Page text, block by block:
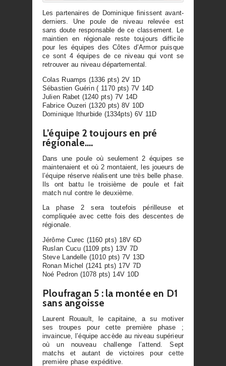
Les partenaires de Dominique finissent avant-
derniers. Une poule de niveau relevée est
sans doute responsable de ce classement. Le
maintien en régionale reste toujours difficile
pour les équipes des Côtes d’Armor puisque
ce sont 4 équipes de ce niveau qui vont se
retrouver au niveau départemental.
Colas Ruamps (1336 pts) 2V 1D
Sébastien Guérin ( 1170 pts) 7V 14D
Julien Rabet (1240 pts) 7V 14D
Fabrice Ouzeri (1320 pts) 8V 10D
Dominique Ithurbide (1334pts) 6V 11D
L’équipe 2 toujours en pré
régionale….
Dans une poule où seulement 2 équipes se
maintenaient et où 2 montaient, les joueurs de
l’équipe réserve réalisent une très belle phase.
Ils ont battu le troisième de poule et fait
match nul contre le deuxième.
La phase 2 sera toutefois périlleuse et
compliquée avec cette fois des descentes de
régionale.
Jérôme Curec (1160 pts) 18V 6D
Ruslan Cucu (1109 pts) 13V 7D
Steve Landelle (1010 pts) 7V 13D
Ronan Michel (1241 pts) 17V 7D
Noé Pedron (1078 pts) 14V 10D
Ploufragan 5 : la montée en D1
sans angoisse
Laurent Rouault, le capitaine, a su motiver
ses troupes pour cette première phase ;
invaincue, l’équipe accède au niveau supérieur
où un nouveau challenge l’attend. Sept
matchs et autant de victoires pour cette
première phase expéditive.